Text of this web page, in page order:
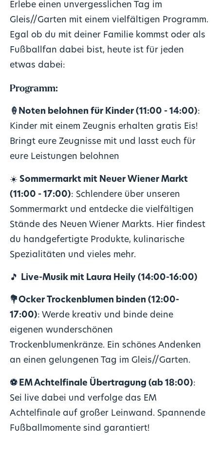
Erlebe einen unvergesslichen Tag im
Gleis//Garten mit einem vielfältigen Programm.
Egal ob du mit deiner Familie kommst oder als
Fußballfan dabei bist, heute ist für jeden
etwas dabei:
Programm:
🍦 Noten belohnen für Kinder (11:00 - 14:00):
Kinder mit einem Zeugnis erhalten gratis Eis!
Bringt eure Zeugnisse mit und lasst euch für
eure Leistungen belohnen
☀️Sommermarkt mit Neuer Wiener Markt
(11:00 - 17:00): Schlendere über unseren
Sommermarkt und entdecke die vielfältigen
Stände des Neuen Wiener Markts. Hier findest
du handgefertigte Produkte, kulinarische
Spezialitäten und vieles mehr.
🎵 Live-Musik mit Laura Heily (14:00-16:00)
💐Ocker Trockenblumen binden (12:00-
17:00): Werde kreativ und binde deine
eigenen wunderschönen
Trockenblumenkränze. Ein schönes Andenken
an einen gelungenen Tag im Gleis//Garten.
⚽EM Achtelfinale Übertragung (ab 18:00):
Sei live dabei und verfolge das EM
Achtelfinale auf großer Leinwand. Spannende
Fußballmomente sind garantiert!